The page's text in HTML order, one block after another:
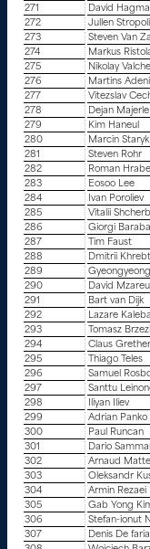
271
David
272
Jullen Stropoli
273
Steven Van
274
Markus
275
Nikolay
276
Martins
277
Vitezslav
278
Dejan Majerle
279
Kim Haneul
280
Marcin Staryk
281
Steven Rohr
282
Roman
283
Eosoo Lee
284
Ivan Poroliev
285
Vitalii
286
Giorgi
287
Tim Faust
288
Dmitrii
289
290
David
291
Bart van Dijk
292
Lazare
293
Tomasz
294
Claus Grether
295
Thiago Teles
296
Samuel
297
Santtu
298
Iliyan Iliev
299
Adrian Panko
300
Paul Runcan
301
Dario
302
Arnaud
303
Oleksandr
304
Armin Rezaei
305
Gab Yong
306
Stefan-ionut
307
Denis De faria